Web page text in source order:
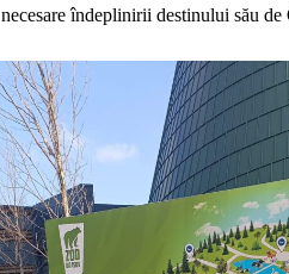
necesare îndeplinirii destinului său